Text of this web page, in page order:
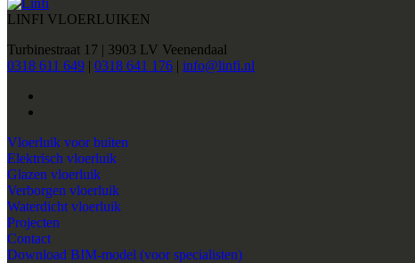
LINFI VLOERLUIKEN
Turbinestraat 17 | 3903 LV Veenendaal
0318 611 649 | 0318 641 176 | info@linfi.nl
Vloerluik voor buiten
Elektrisch vloerluik
Glazen vloerluik
Verborgen vloerluik
Waterdicht vloerluik
Projecten
Contact
Download BIM-model (voor specialisten)